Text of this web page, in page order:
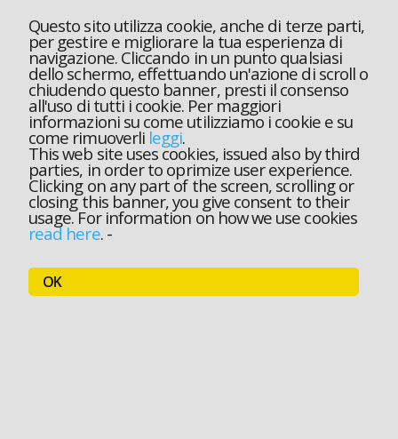
Questo sito utilizza cookie, anche di terze parti,
per gestire e migliorare la tua esperienza di
navigazione. Cliccando in un punto qualsiasi
dello schermo, effettuando un'azione di scroll o
chiudendo questo banner, presti il consenso
all'uso di tutti i cookie. Per maggiori
informazioni su come utilizziamo i cookie e su
come rimuoverli leggi.
This web site uses cookies, issued also by third
parties, in order to oprimize user experience.
Clicking on any part of the screen, scrolling or
closing this banner, you give consent to their
usage. For information on how we use cookies
read here.-
OK